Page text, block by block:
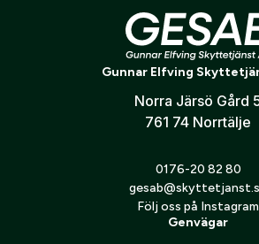
Fyra praktiska fickor
Bekväm passform för långa
Se Blasers storlekstabell under
Jag godkänner att mina personuppgifter
personuppgiftspolicy
Gunnar Elfving
Norra Järsö Gård
761 74 Norrtälje
0176-20 82 80
Följ oss på Instagram
Genvägar